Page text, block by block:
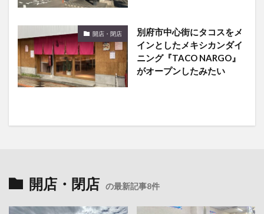
開店・閉店
別府市中心街にタコスをメ
インとしたメキシカンダイ
ニング『TACO NARGO』
がオープンしたみたい
開店・閉店 の最新記事8件